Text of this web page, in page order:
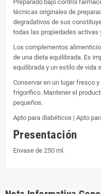
Preparado bajo control
técnicas originales de
degradativos de sus
todas las propiedades activas
Los complementos
de una dieta equilibrada. Es
equilibrada y un estilo de vida
Conservar en un lugar fresco
frigorífico. Mantener el
pequeños.
Apto para diabéticos | Apto
Presentación
Envase de 250 ml.